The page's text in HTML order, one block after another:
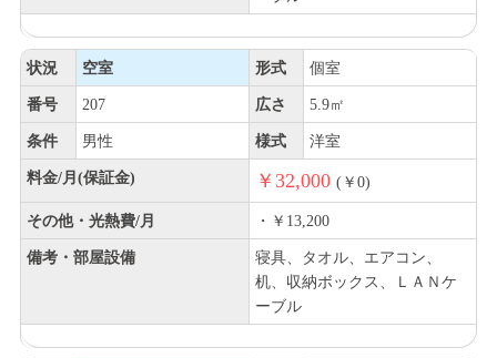
状況 空室 形式 個室
番号 207 広さ 5.9㎡
条件 男性 様式 洋室
料金/月(保証金) ￥32,000 (￥0)
その他・光熱費/月 ・￥13,200
備考・部屋設備
寝具、タオル、エアコン、
机、収納ボックス、ＬＡＮケ
ーブル